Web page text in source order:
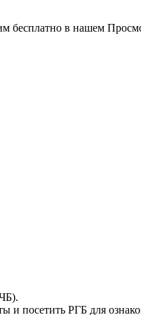
бесплатно в нашем
и посетить РГБ для